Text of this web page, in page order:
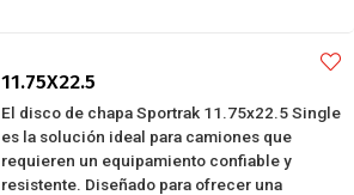
11.75X22.5
El disco de chapa Sportrak 11.75x22.5 Single
es la solución ideal para camiones que
requieren un equipamiento confiable y
resistente. Diseñado para ofrecer una